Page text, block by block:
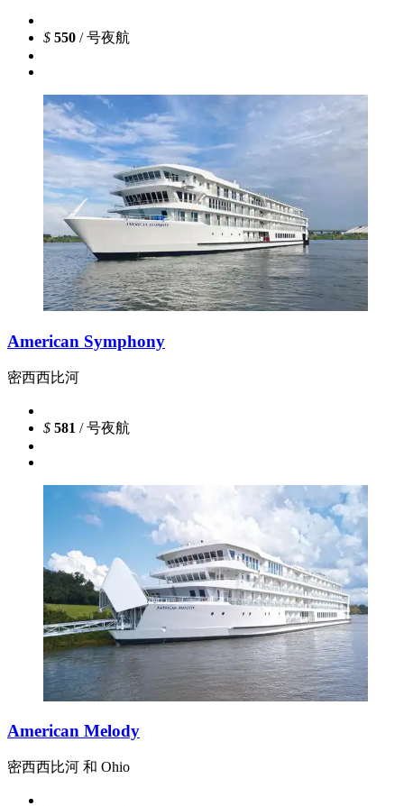
$ 550 / 号夜航
American Symphony
密西西比河
$ 581 / 号夜航
American Melody
密西西比河 和 Ohio